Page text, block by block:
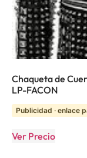
Chaqueta de
LP-FACON
Publicidad · enlace
Ver Precio